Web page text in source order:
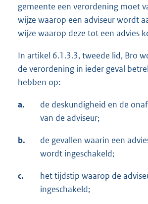
gemeente een verordening moet
wijze waarop een adviseur wordt
wijze waarop deze tot een advies
In artikel 6.1.3.3, tweede lid, Bro
de verordening in ieder geval
hebben op:
a.
de deskundigheid en de
van de adviseur;
b.
de gevallen waarin een
wordt ingeschakeld;
c.
het tijdstip waarop de
ingeschakeld;